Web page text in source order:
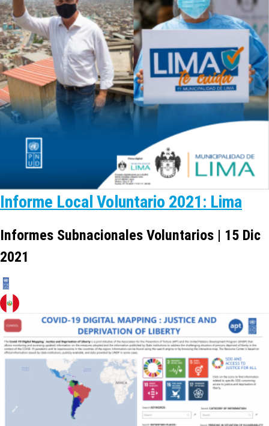
Informe Local Voluntario 2021: Lima
Informes Subnacionales Voluntarios | 15 Dic
2021